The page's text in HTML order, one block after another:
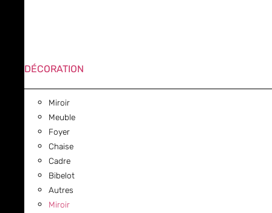
DÉCORATION
Miroir
Meuble
Foyer
Chaise
Cadre
Bibelot
Autres
Miroir